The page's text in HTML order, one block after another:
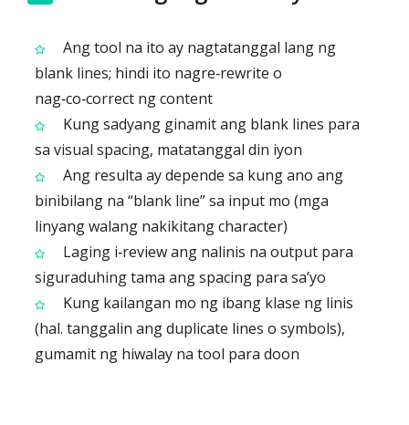
Ang tool na ito ay nagtatanggal lang ng
blank lines; hindi ito nagre‑rewrite o
nag‑co‑correct ng content
Kung sadyang ginamit ang blank lines para
sa visual spacing, matatanggal din iyon
Ang resulta ay depende sa kung ano ang
binibilang na “blank line” sa input mo (mga
linyang walang nakikitang character)
Laging i‑review ang nalinis na output para
siguraduhing tama ang spacing para sa’yo
Kung kailangan mo ng ibang klase ng linis
(hal. tanggalin ang duplicate lines o symbols),
gumamit ng hiwalay na tool para doon